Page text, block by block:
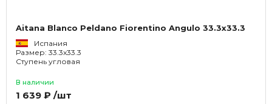
Aitana Blanco Peldano Fiorentino Angulo 33.3x33.3
Испания
Размер: 33.3x33.3
Ступень угловая
В наличии
1 639 ₽ /шт